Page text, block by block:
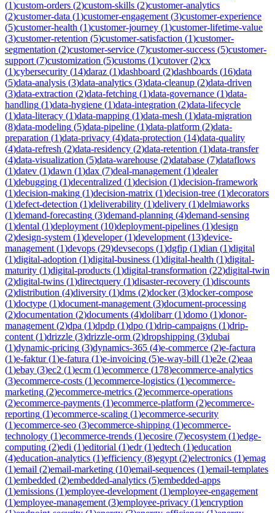
(1)custom-orders (2)custom-skills (2)customer-analytics
(2)customer-data (1)customer-engagement (3)customer-experience
(5)customer-health (1)customer-journey (1)customer-lifetime-value
(3)customer-retention (5)customer-satisfaction (1)customer-
segmentation (2)customer-service (7)customer-success (5)customer-
support (7)customization (5)customs (1)cutover(2)cx
(1)cybersecurity (14)daraz (1)dashboard (2)dashboards (16)data
(5)data-analysis (3)data-analytics (3)data-cleanup (2)data-driven
(3)data-extraction (2)data-fetching (1)data-governance (1)data-
handling (1)data-hygiene (1)data-integration (2)data-lifecycle
(1)data-literacy (1)data-mapping (1)data-mesh (1)data-migration
(8)data-modeling (5)data-pipeline (1)data-platform (2)data-
preparation (1)data-privacy (4)data-protection (14)data-quality
(4)data-refresh (2)data-residency (2)data-retention (1)data-transfer
(4)data-visualization (5)data-warehouse (2)database (7)dataflows
(1)datev (1)dawn (1)dax (7)deal-management (1)dealer
(1)debugging (1)decentralized (1)decision (1)decision-framework
(1)decision-making (1)decision-matrix (1)decision-tree (1)decorators
(1)defect-detection (1)deliverability (1)delivery (1)delmiaworks
(1)demand-forecasting (3)demand-planning (4)demand-sensing
(1)dental (1)deployment (10)deployment-pipelines (1)design
(2)design-system (1)developer(1)development (13)device-
management (1)devops (29)devsecops (1)dgfip (1)dian (1)digital
(1)digital-adoption (1)digital-business (1)digital-health (1)digital-
maturity (1)digital-products (1)digital-transformation (22)digital-twin
(2)digital-twins (1)directquery (1)disaster-recovery (1)discounts
(2)distribution (4)diversity (1)dms (2)docker(3)docker-compose
(1)doctype (1)document-management (3)document-processing
(2)documentation (2)documents (4)dolibarr(1)domo (1)donor-
management (2)dpa (1)dpdp (1)dpo (1)drip-campaigns (1)drip-
content (1)drizzle (3)drizzle-orm (2)dropshipping (3)dubai
(1)dynamic-pricing (3)dynamics-365 (4)e-commerce (2)e-factura
(1)e-faktur(1)e-fatura (1)e-invoicing (5)e-way-bill (1)e2e (2)eaa
(1)ebay (3)ec2 (1)ecm (1)ecommerce (178)ecommerce-analytics
(3)ecommerce-costs (1)ecommerce-logistics (1)ecommerce-
marketing (2)ecommerce-metrics (2)ecommerce-operations
(2)ecommerce-payments (1)ecommerce-platform (2)ecommerce-
reporting (1)ecommerce-scaling (1)ecommerce-security
(1)ecommerce-seo (3)ecommerce-shipping (1)ecommerce-
technology (1)ecommerce-trends (1)ecosire (7)ecosystem (1)edge-
computing (2)edi (1)editorial (1)edr(1)edtech (1)education
(4)education-analytics (1)efficiency (8)egypt (2)electronics (1)emag
(1)email (2)email-marketing (10)email-sequences (1)email-templates
(1)embedded (2)embedded-analytics (5)embedded-apps
(1)emissions (1)employee-development (1)employee-engagement
(1)employee-management (3)employee-privacy (1)encryption